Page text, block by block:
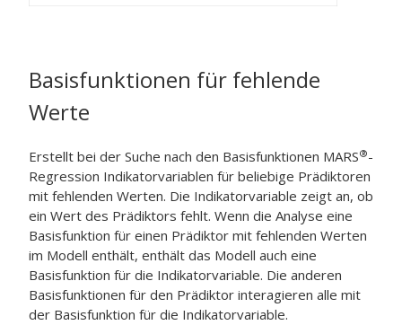
Basisfunktionen für fehlende
Werte
Erstellt bei der Suche nach den Basisfunktionen MARS®-
Regression Indikatorvariablen für beliebige Prädiktoren
mit fehlenden Werten. Die Indikatorvariable zeigt an, ob
ein Wert des Prädiktors fehlt. Wenn die Analyse eine
Basisfunktion für einen Prädiktor mit fehlenden Werten
im Modell enthält, enthält das Modell auch eine
Basisfunktion für die Indikatorvariable. Die anderen
Basisfunktionen für den Prädiktor interagieren alle mit
der Basisfunktion für die Indikatorvariable.